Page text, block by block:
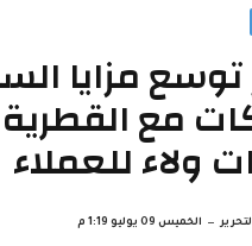
توسع مزايا
مع القطرية
ولاء للعملاء
الخميس 09 يوليو 1:19 م